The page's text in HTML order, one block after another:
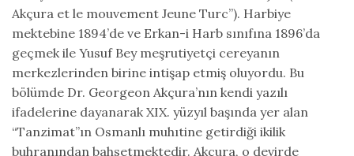
Akçura et le mouvement Jeune Turc”). Harbiye
mektebine 1894’de ve Erkan-i Harb sınıfına 1896’da
geçmek ile Yusuf Bey meşrutiyetçi cereyanın
merkezlerinden birine intişap etmiş oluyordu. Bu
bölümde Dr. Georgeon Akçura’nın kendi yazılı
ifadelerine dayanarak XIX. yüzyıl başında yer alan
“Tanzimat”ın Osmanlı muhıtine getirdiği ikilik
buhranından bahsetmektedir. Akçura, o devirde